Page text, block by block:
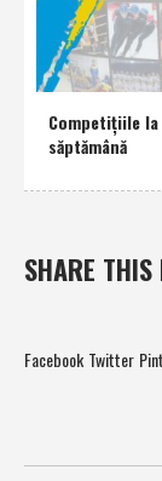
Competiţiile
săptămână
SHARE THIS
Facebook Twitter